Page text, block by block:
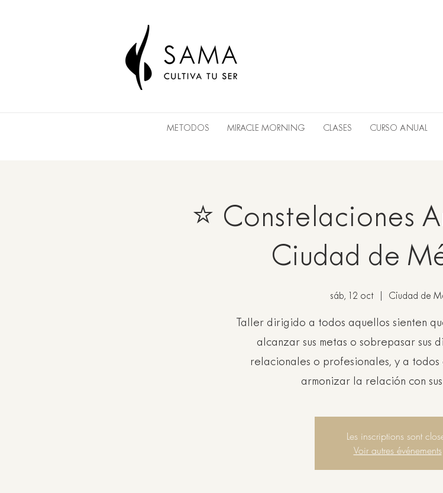
METODOS MIRACLE MORNING CLASES CURSO ANUAL
⭐ Constelaciones
Ciudad de
sáb, 12 oct Ciudad de
Taller dirigido a todos aquellos sienten
alcanzar sus metas o sobrepasar sus
relacionales o profesionales, y a
armonizar la relación con
Les inscriptions sont
Voir autres événements